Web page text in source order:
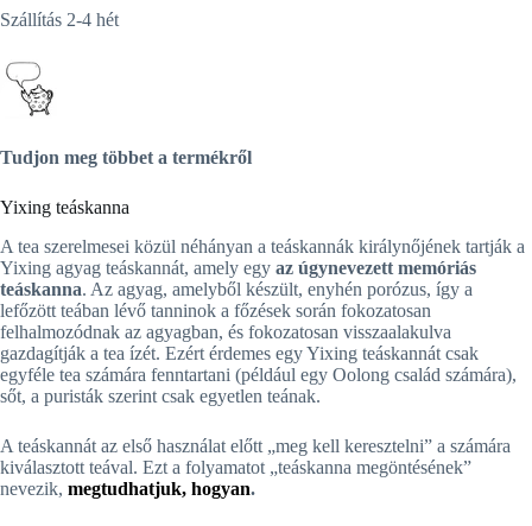
Szállítás 2-4 hét
Tudjon meg többet a termékről
Yixing teáskanna
A tea szerelmesei közül néhányan a teáskannák királynőjének tartják a
Yixing agyag teáskannát, amely egy az úgynevezett memóriás
teáskanna. Az agyag, amelyből készült, enyhén porózus, így a
lefőzött teában lévő tanninok a főzések során fokozatosan
felhalmozódnak az agyagban, és fokozatosan visszaalakulva
gazdagítják a tea ízét. Ezért érdemes egy Yixing teáskannát csak
egyféle tea számára fenntartani (például egy Oolong család számára),
sőt, a puristák szerint csak egyetlen teának.
A teáskannát az első használat előtt „meg kell keresztelni” a számára
kiválasztott teával. Ezt a folyamatot „teáskanna megöntésének”
nevezik, megtudhatjuk, hogyan.